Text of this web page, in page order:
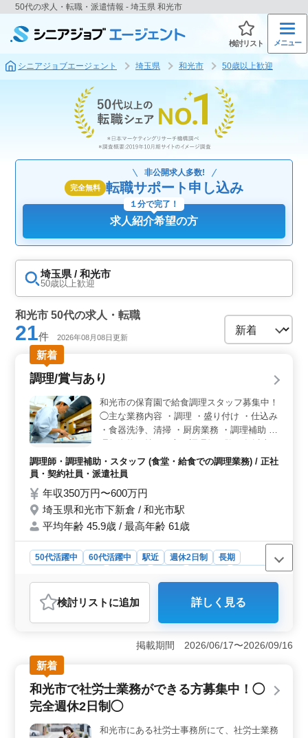
50代の求人・転職・派遣情報 - 埼玉県 和光市
検討リスト メニュー
シニアジョブエージェント 埼玉県 和光市 50歳以上歓迎
完全無料
非公開求人多数!
転職サポート申し込み
求人紹介希望の方
１分で完了！
埼玉県 / 和光市
50歳以上歓迎
和光市 50代の求人・転職
21件 2026年08月08日更新
新着
調理/賞与あり
和光市の保育園で給食調理スタッフ募集中！
◯主な業務内容 ・調理 ・盛り付け ・仕込み
・食器洗浄、清掃 ・厨房業務 ・調理補助 調
の方は条件面優遇します！ 培ってきた経
験・スキルを若手に伝えていきませんか？
以上活躍中 ＊年間休日113日
調理師・調理補助・スタッフ (食堂・給食での調理業務) / 正社
員・契約社員・派遣社員
年収350万円〜600万円
埼玉県和光市下新倉 / 和光市駅
平均年齢 45.9歳 / 最高年齢 61歳
50代活躍中 60代活躍中 駅近 週休2日制
長期
派遣社員
おすすめポイント
＜安定した収入と福利厚生＞ 安定した給与があり、賞与
が年2回、昇給制度も整備されており、長期的なキャリア
を安心して築けます。各種保険も完備しています。
＜駅近で通勤便利な環境＞ 駅から近く、通勤の負担が少
ないことも大きな魅力です。週休2日制で年間休日113日
とワークライフバランスが取りやすい環境です。 ＜
経験者優遇と幅広い年齢層の活躍＞ 調理経験20年以上の
かし、若手の育成にも貢献できます。
検討リスト に追加 詳しく見る
掲載期間 2026/06/17〜2026/09/16
新着
和光市で社労士業務ができる方募集中！◯
完全週休2日制◯
和光市にある社労士事務所にて、社労士業務